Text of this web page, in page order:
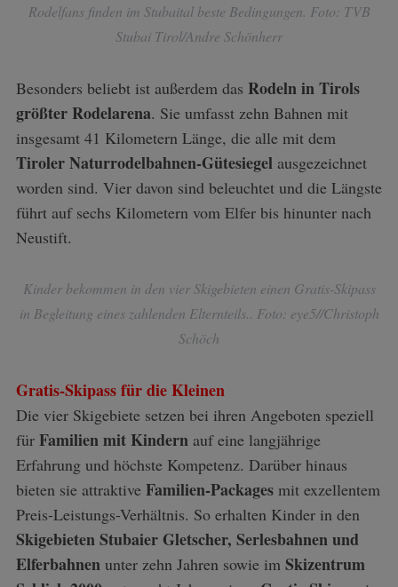
Rodelfans finden im Stubaital beste Bedingungen. Foto: TVB
Stubai Tirol/Andre Schönherr
Besonders beliebt ist außerdem das Rodeln in Tirols
größter Rodelarena. Sie umfasst zehn Bahnen mit
insgesamt 41 Kilometern Länge, die alle mit dem
Tiroler Naturrodelbahnen-Gütesiegel ausgezeichnet
worden sind. Vier davon sind beleuchtet und die Längste
führt auf sechs Kilometern vom Elfer bis hinunter nach
Neustift.
Kinder bekommen in den vier Skigebieten einen Gratis-Skipass
in Begleitung eines zahlenden Elternteils.. Foto: eye5//Christoph
Schöch
Gratis-Skipass für die Kleinen
Die vier Skigebiete setzen bei ihren Angeboten speziell
für Familien mit Kindern auf eine langjährige
Erfahrung und höchste Kompetenz. Darüber hinaus
bieten sie attraktive Familien-Packagesmit exzellentem
Preis-Leistungs-Verhältnis. So erhalten Kinder in den
Skigebieten Stubaier Gletscher, Serlesbahnen und
Elferbahnen unter zehn Jahren sowie im Skizentrum
a
f
o
: